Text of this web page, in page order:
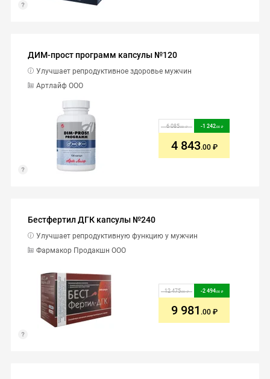
ДИМ-прост программ капсулы №120
Артлайф ООО
Улучшает репродуктивное здоровье мужчин
6 085.00 -1 242.00
4 843.00
Бестфертил ДГК капсулы №240
Фармакор Продакшн ООО
Улучшает репродуктивную функцию у мужчин
12 475.00 -2 494.00
9 981 .00